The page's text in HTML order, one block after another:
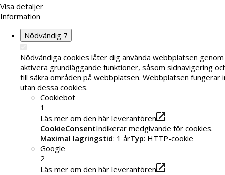
Visa detaljer
Information
Nödvändig 7
Nödvändiga cookies låter dig använda webbplatsen
aktivera grundläggande funktioner, såsom sidnavigering
till säkra områden på webbplatsen. Webbplatsen fungerar
utan dessa cookies.
Cookiebot
1
Läs mer om den här leverantören
CookieConsentIndikerar medgivande för cookies.
Maximal lagringstid: 1 årTyp: HTTP-cookie
Google
2
Läs mer om den här leverantören